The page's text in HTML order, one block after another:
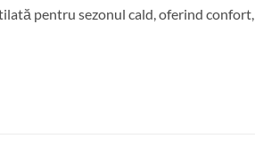
pentru sezonul cald, oferind confort,